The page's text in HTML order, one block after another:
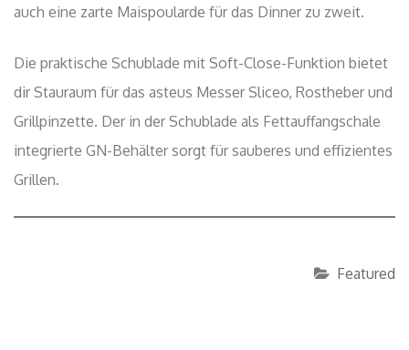
auch eine zarte Maispoularde für das Dinner zu zweit.
Die praktische Schublade mit Soft-Close-Funktion bietet
dir Stauraum für das asteus Messer Sliceo, Rostheber und
Grillpinzette. Der in der Schublade als Fettauffangschale
integrierte GN-Behälter sorgt für sauberes und effizientes
Grillen.
Featured